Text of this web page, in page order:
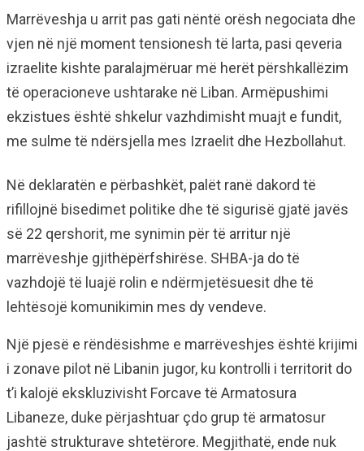
Marrëveshja u arrit pas gati nëntë orësh negociata dhe
vjen në një moment tensionesh të larta, pasi qeveria
izraelite kishte paralajmëruar më herët përshkallëzim
të operacioneve ushtarake në Liban. Armëpushimi
ekzistues është shkelur vazhdimisht muajt e fundit,
me sulme të ndërsjella mes Izraelit dhe Hezbollahut.
Në deklaratën e përbashkët, palët ranë dakord të
rifillojnë bisedimet politike dhe të sigurisë gjatë javës
së 22 qershorit, me synimin për të arritur një
marrëveshje gjithëpërfshirëse. SHBA-ja do të
vazhdojë të luajë rolin e ndërmjetësuesit dhe të
lehtësojë komunikimin mes dy vendeve.
Një pjesë e rëndësishme e marrëveshjes është krijimi
i zonave pilot në Libanin jugor, ku kontrolli i territorit do
t’i kalojë ekskluzivisht Forcave të Armatosura
Libaneze, duke përjashtuar çdo grup të armatosur
jashtë strukturave shtetërore. Megjithatë, ende nuk